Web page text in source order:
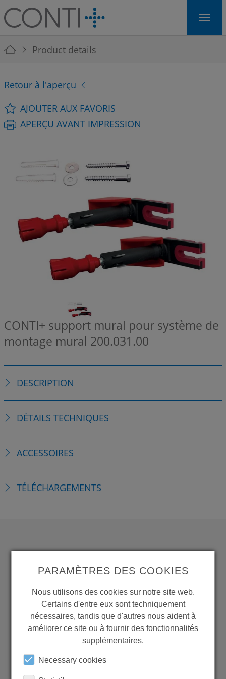
Skip to main navigation
Skip to main content
Skip to page footer
You are here:
Product details
Retour à l'aperçu
AJOUTER AUX FAVORIS
APERÇU AVANT IMPRESSION
CONTI+ support mural pour système de
montage mural 200.031.00
DESCRIPTION
DÉTAILS TECHNIQUES
ACCESSOIRES
TÉLÉCHARGEMENTS
MORE PRODUCTS?
Back to overview
PARAMÈTRES DES COOKIES
Nous utilisons des cookies sur notre site web.
Certains d'entre eux sont techniquement
nécessaires, tandis que d'autres nous aident à
améliorer ce site ou à fournir des fonctionnalités
supplémentaires.
Necessary cookies